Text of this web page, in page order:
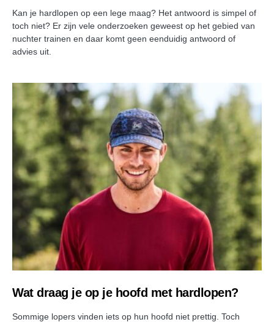
Kan je hardlopen op een lege maag? Het antwoord is simpel of
toch niet? Er zijn vele onderzoeken geweest op het gebied van
nuchter trainen en daar komt geen eenduidig antwoord of
advies uit.
Wat draag je op je hoofd met hardlopen?
Sommige lopers vinden iets op hun hoofd niet prettig. Toch